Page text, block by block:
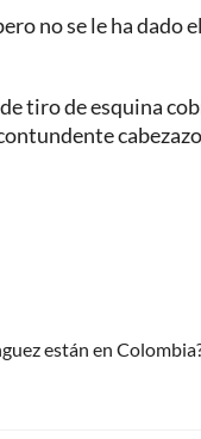
no se le ha dado
tiro de esquina
están en